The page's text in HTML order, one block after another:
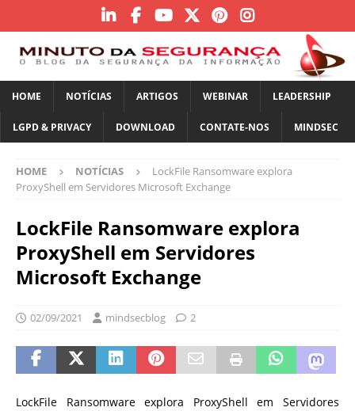
HOME NOTÍCIAS ARTIGOS WEBINAR LEADERSHIP
LGPD & PRIVACY DOWNLOAD CONTATE-NOS MINDSEC
HOME NOTÍCIAS
LockFile Ransomware explora
ProxyShell em Servidores Microsoft Exchange
LockFile Ransomware explora
ProxyShell em Servidores
Microsoft Exchange
02/09/2021 mindsecblog 2
LockFile Ransomware explora ProxyShell em Servidores